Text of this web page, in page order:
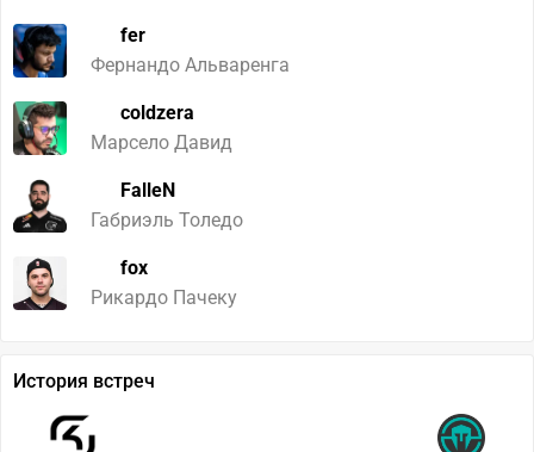
fer
Фернандо Альваренга
coldzera
Марсело Давид
FalleN
Габриэль Толедо
fox
Рикардo Пачеку
История встреч